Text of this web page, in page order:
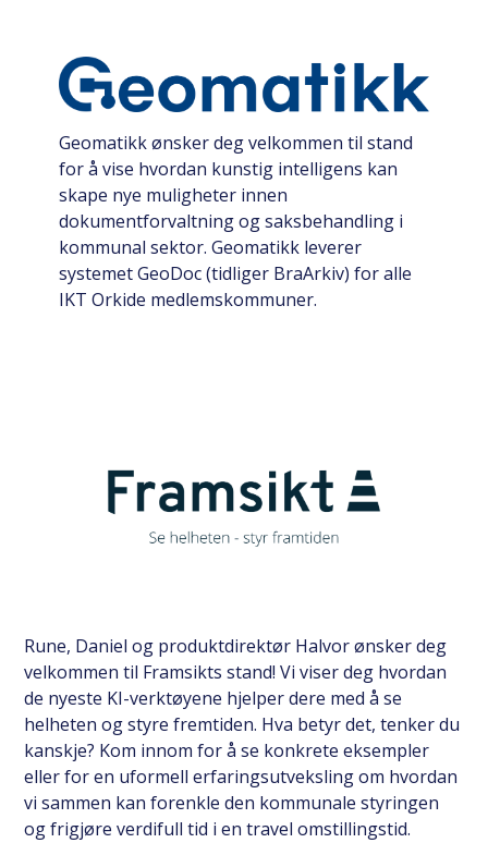
Geomatikk ønsker deg velkommen til stand
for å vise hvordan kunstig intelligens kan
skape nye muligheter innen
dokumentforvaltning og saksbehandling i
kommunal sektor. Geomatikk leverer
systemet GeoDoc (tidliger BraArkiv) for alle
IKT Orkide medlemskommuner.
Rune, Daniel og produktdirektør Halvor ønsker deg
velkommen til Framsikts stand! Vi viser deg hvordan
de nyeste KI-verktøyene hjelper dere med å se
helheten og styre fremtiden. Hva betyr det, tenker du
kanskje? Kom innom for å se konkrete eksempler
eller for en uformell erfaringsutveksling om hvordan
vi sammen kan forenkle den kommunale styringen
og frigjøre verdifull tid i en travel omstillingstid.